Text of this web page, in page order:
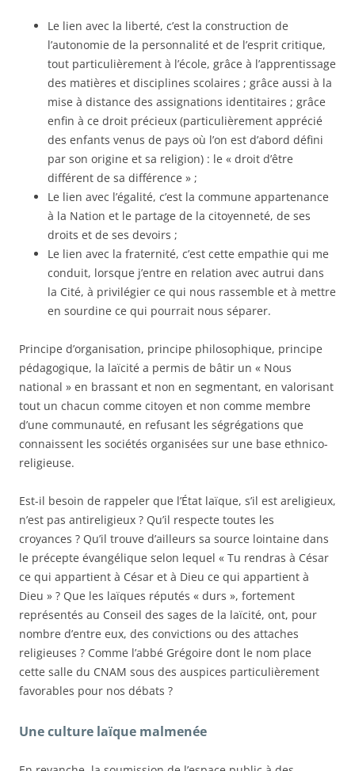
Le lien avec la liberté, c’est la construction de
l’autonomie de la personnalité et de l’esprit critique,
tout particulièrement à l’école, grâce à l’apprentissage
des matières et disciplines scolaires ; grâce aussi à la
mise à distance des assignations identitaires ; grâce
enfin à ce droit précieux (particulièrement apprécié
des enfants venus de pays où l’on est d’abord défini
par son origine et sa religion) : le « droit d’être
différent de sa différence » ;
Le lien avec l’égalité, c’est la commune appartenance
à la Nation et le partage de la citoyenneté, de ses
droits et de ses devoirs ;
Le lien avec la fraternité, c’est cette empathie qui me
conduit, lorsque j’entre en relation avec autrui dans
la Cité, à privilégier ce qui nous rassemble et à mettre
en sourdine ce qui pourrait nous séparer.
Principe d’organisation, principe philosophique, principe
pédagogique, la laïcité a permis de bâtir un « Nous
national » en brassant et non en segmentant, en valorisant
tout un chacun comme citoyen et non comme membre
d’une communauté, en refusant les ségrégations que
connaissent les sociétés organisées sur une base ethnico-
religieuse.
Est-il besoin de rappeler que l’État laïque, s’il est areligieux,
n’est pas antireligieux ? Qu’il respecte toutes les
croyances ? Qu’il trouve d’ailleurs sa source lointaine dans
le précepte évangélique selon lequel « Tu rendras à César
ce qui appartient à César et à Dieu ce qui appartient à
Dieu » ? Que les laïques réputés « durs », fortement
représentés au Conseil des sages de la laïcité, ont, pour
nombre d’entre eux, des convictions ou des attaches
religieuses ? Comme l’abbé Grégoire dont le nom place
cette salle du CNAM sous des auspices particulièrement
favorables pour nos débats ?
Une culture laïque malmenée